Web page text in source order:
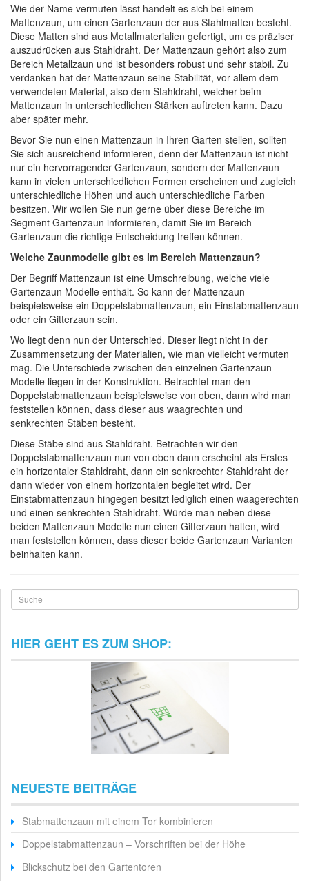
Wie der Name vermuten lässt handelt es sich bei einem
Mattenzaun, um einen Gartenzaun der aus Stahlmatten besteht.
Diese Matten sind aus Metallmaterialien gefertigt, um es präziser
auszudrücken aus Stahldraht. Der Mattenzaun gehört also zum
Bereich Metallzaun und ist besonders robust und sehr stabil. Zu
verdanken hat der Mattenzaun seine Stabilität, vor allem dem
verwendeten Material, also dem Stahldraht, welcher beim
Mattenzaun in unterschiedlichen Stärken auftreten kann. Dazu
aber später mehr.
Bevor Sie nun einen Mattenzaun in Ihren Garten stellen, sollten
Sie sich ausreichend informieren, denn der Mattenzaun ist nicht
nur ein hervorragender Gartenzaun, sondern der Mattenzaun
kann in vielen unterschiedlichen Formen erscheinen und zugleich
unterschiedliche Höhen und auch unterschiedliche Farben
besitzen. Wir wollen Sie nun gerne über diese Bereiche im
Segment Gartenzaun informieren, damit Sie im Bereich
Gartenzaun die richtige Entscheidung treffen können.
Welche Zaunmodelle gibt es im Bereich Mattenzaun?
Der Begriff Mattenzaun ist eine Umschreibung, welche viele
Gartenzaun Modelle enthält. So kann der Mattenzaun
beispielsweise ein Doppelstabmattenzaun, ein Einstabmattenzaun
oder ein Gitterzaun sein.
Wo liegt denn nun der Unterschied. Dieser liegt nicht in der
Zusammensetzung der Materialien, wie man vielleicht vermuten
mag. Die Unterschiede zwischen den einzelnen Gartenzaun
Modelle liegen in der Konstruktion. Betrachtet man den
Doppelstabmattenzaun beispielsweise von oben, dann wird man
feststellen können, dass dieser aus waagrechten und
senkrechten Stäben besteht.
Diese Stäbe sind aus Stahldraht. Betrachten wir den
Doppelstabmattenzaun nun von oben dann erscheint als Erstes
ein horizontaler Stahldraht, dann ein senkrechter Stahldraht der
dann wieder von einem horizontalen begleitet wird. Der
Einstabmattenzaun hingegen besitzt lediglich einen waagerechten
und einen senkrechten Stahldraht. Würde man neben diese
beiden Mattenzaun Modelle nun einen Gitterzaun halten, wird
man feststellen können, dass dieser beide Gartenzaun Varianten
beinhalten kann.
Suche
HIER GEHT ES ZUM SHOP:
NEUESTE BEITRÄGE
Stabmattenzaun mit einem Tor kombinieren
Doppelstabmattenzaun – Vorschriften bei der Höhe
Blickschutz bei den Gartentoren